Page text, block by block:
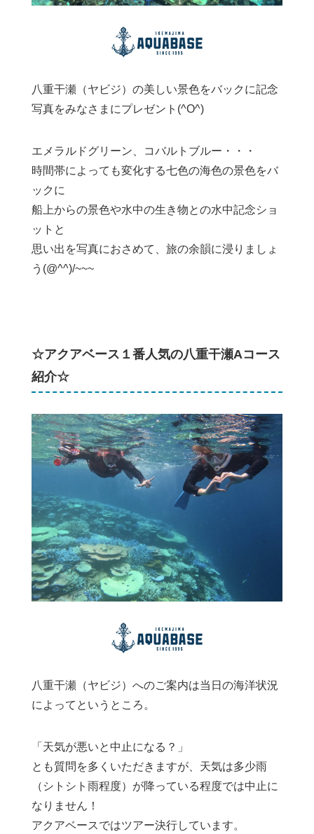
八重干瀬（ヤビジ）の美しい景色をバックに記念
写真をみなさまにプレゼント(^O^)
エメラルドグリーン、コバルトブルー・・・
時間帯によっても変化する七色の海色の景色をバ
ックに
船上からの景色や水中の生き物との水中記念ショ
ットと
思い出を写真におさめて、旅の余韻に浸りましょ
う(@^^)/~~~
☆アクアベース１番人気の八重干瀬Aコース
紹介☆
八重干瀬（ヤビジ）へのご案内は当日の海洋状況
によってというところ。
「天気が悪いと中止になる？」
とも質問を多くいただきますが、天気は多少雨
（シトシト雨程度）が降っている程度では中止に
なりません！
アクアベースではツアー決行しています。